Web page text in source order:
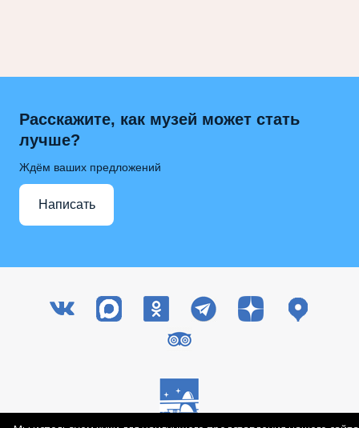
Расскажите, как музей может стать
лучше?
Ждём ваших предложений
Написать